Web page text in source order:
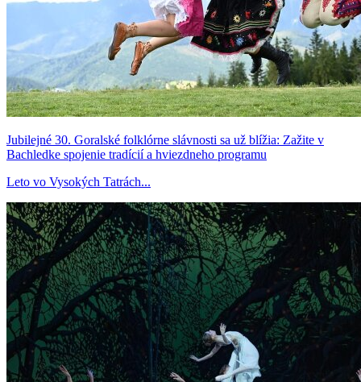
Jubilejné 30. Goralské folklórne slávnosti sa už blížia: Zažite v
Bachledke spojenie tradícií a hviezdneho programu
Leto vo Vysokých Tatrách...